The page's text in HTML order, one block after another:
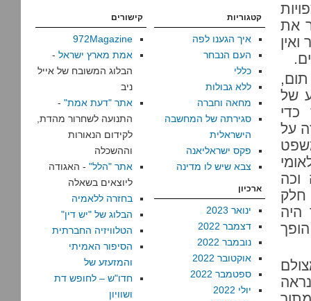
את
של
כדי
על
וכה
היה
קטגוריות
איך הגענו לפה
העם הנבחר
כללי
ללא גבולות
מחאה וחברה
סגירתה של המחשבה
הישראלית
פקס ישראליאנה
צבא שיש לו מדינה
ארכיון
ינואר 2023
דצמבר 2022
נובמבר 2022
אוקטובר 2022
ספטמבר 2022
יולי 2022
קישורים
972Magazine
אמת מארץ ישראל -
הבלוג המשובח של אייל
ניב
אתר "דעת אמת" -
התנועה לשחרור מהדת,
לקידום הנאורות
וההשכלה
אתר "הלל" - האגודה
ליוצאים בשאלה
בחזרה ללאמיה
הבלוג של "יש דין"
הטלוויזיה החברתית
הסיפור האמיתי
והמזעזע של
חדו"ש – לחופש דת
ושוויון